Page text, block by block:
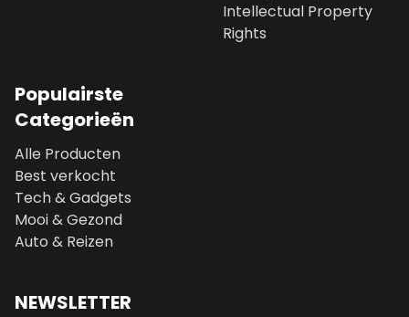
Intellectual Property
Rights
Populairste
Categorieën
Alle Producten
Best verkocht
Tech & Gadgets
Mooi & Gezond
Auto & Reizen
NEWSLETTER